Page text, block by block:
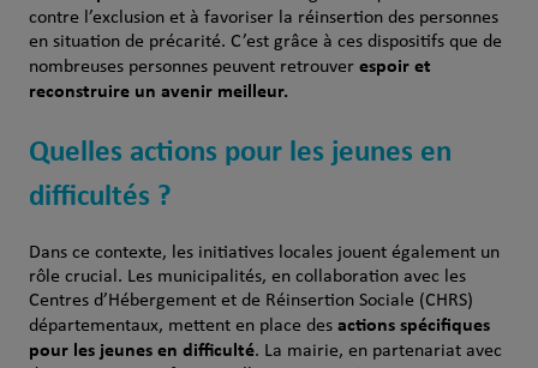
contre l’exclusion et à favoriser la réinsertion des personnes
en situation de précarité. C’est grâce à ces dispositifs que de
nombreuses personnes peuvent retrouverespoir et
reconstruire un avenir meilleur.
Quelles actions pour les jeunes en
difficultés ?
Dans ce contexte, les initiatives locales jouent également un
rôle crucial. Les municipalités, en collaboration avec les
Centres d’Hébergement et de Réinsertion Sociale (CHRS)
départementaux, mettent en place des actions spécifiques
pour les jeunes en difficulté. La mairie, en partenariat avec